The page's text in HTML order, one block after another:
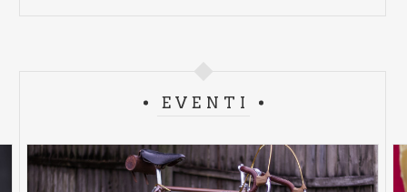
EVENTI